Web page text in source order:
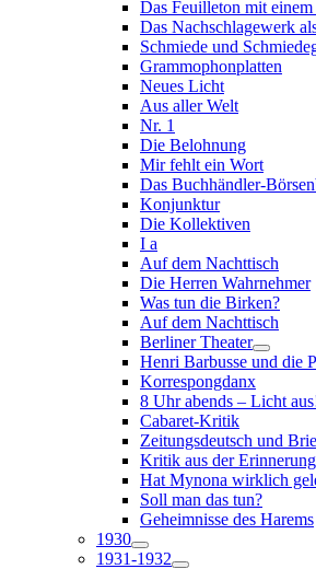
Das Feuilleton mit
Das Nachschlagewerk
Schmiede und
Grammophonplatten
Neues Licht
Aus aller Welt
Nr. 1
Die Belohnung
Mir fehlt ein Wort
Das Buchhändler-
Konjunktur
Die Kollektiven
I a
Auf dem Nachttisch
Die Herren Wahrnehmer
Was tun die Birken?
Auf dem Nachttisch
Berliner Theater
Henri Barbusse und die
Korrespongdanx
8 Uhr abends – Licht
Cabaret-Kritik
Zeitungsdeutsch und
Kritik aus der Erinnerung
Hat Mynona wirklich
Soll man das tun?
Geheimnisse des Harems
1930
1931-1932